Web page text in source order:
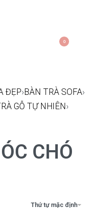
0
ĐẸP›BÀN TRÀ SOFA›
GỖ TỰ NHIÊN›
CHÓ
Thứ tự mặc định